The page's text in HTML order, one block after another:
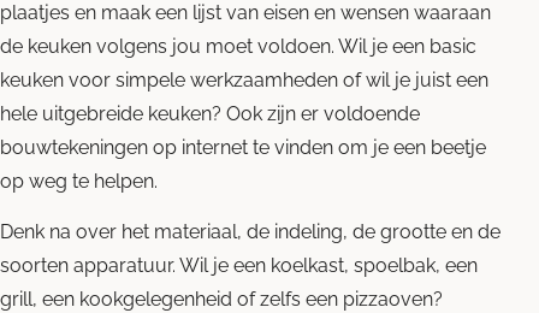
plaatjes en maak een lijst van eisen en wensen waaraan
de keuken volgens jou moet voldoen. Wil je een basic
keuken voor simpele werkzaamheden of wil je juist een
hele uitgebreide keuken? Ook zijn er voldoende
bouwtekeningen op internet te vinden om je een beetje
op weg te helpen.
Denk na over het materiaal, de indeling, de grootte en de
soorten apparatuur. Wil je een koelkast, spoelbak, een
grill, een kookgelegenheid of zelfs een pizzaoven?